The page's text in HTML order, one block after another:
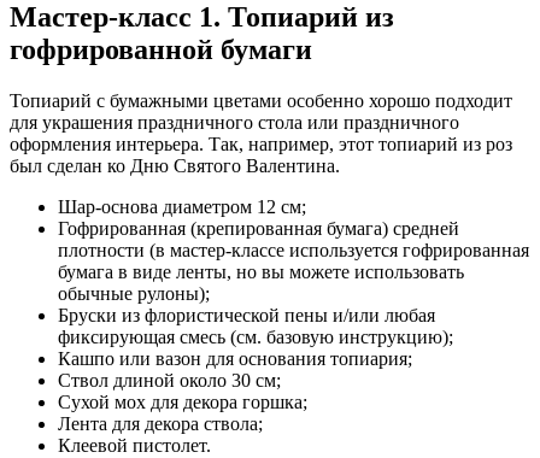
Мастер-класс 1. Топиарий из
гофрированной бумаги
Топиарий с бумажными цветами особенно хорошо подходит
для украшения праздничного стола или праздничного
оформления интерьера. Так, например, этот топиарий из роз
был сделан ко Дню Святого Валентина.
Шар-основа диаметром 12 см;
Гофрированная (крепированная бумага) средней
плотности (в мастер-классе используется гофрированная
бумага в виде ленты, но вы можете использовать
обычные рулоны);
Бруски из флористической пены и/или любая
фиксирующая смесь (см. базовую инструкцию);
Кашпо или вазон для основания топиария;
Ствол длиной около 30 см;
Сухой мох для декора горшка;
Лента для декора ствола;
Клеевой пистолет.